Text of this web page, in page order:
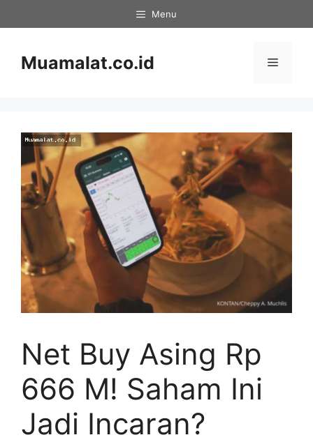
to
Menu
Muamalat.co.id Menu
Net Buy Asing Rp
666 M! Saham Ini
Jadi Incaran?